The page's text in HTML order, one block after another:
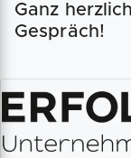
Ganz
Gespräch!